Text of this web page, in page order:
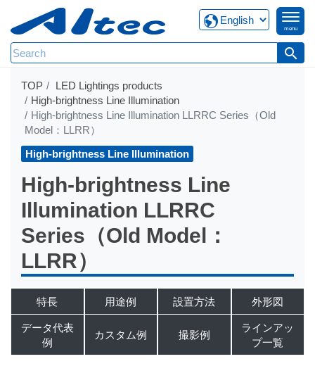
menu
search
TOP
LED Lightings products
High-brightness Line Illumination
High-brightness Line Illumination LLRRC Series（Old
Model：LLRR）
High-brightness Line Illumination
High-brightness Line
Illumination LLRRC
Series（Old Model：
LLRR）
特長 用途例 設置方法 外形図
データ代表
例
カスタム例 撮影例
ラインアッ
プ一覧